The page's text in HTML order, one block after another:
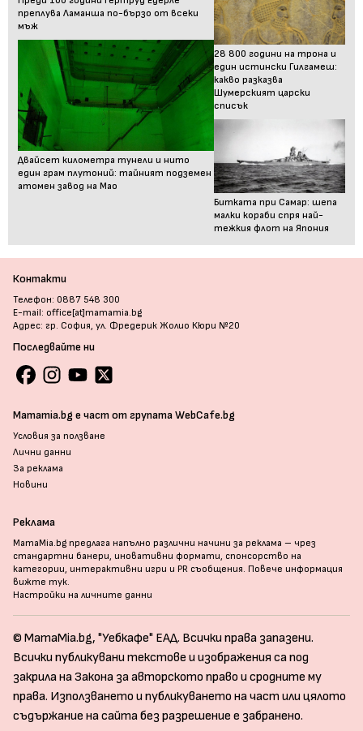
преплува Ламанша по-бързо от всеки
мъж
Двайсет километра тунели и нито
един грам плутоний: тайният подземен
атомен завод на Мао
28 800 години на трона и
един истински Гилгамеш:
какво разказва
Шумерският царски
списък
Битката при Самар: шепа
малки кораби спря най-
тежкия флот на Япония
Контакти
Телефон: 0887 548 300
E-mail: office[at]mamamia.bg
Адрес: гр. София, ул. Фредерик Жолио Кюри №20
Последвайте ни
Mamamia.bg е част от групата WebCafe.bg
Условия за ползване
Лични данни
За реклама
Новини
Реклама
MamaMia.bg предлага напълно различни начини за реклама – чрез
стандартни банери, иновативни формати, спонсорство на
категории, интерактивни игри и PR съобщения. Повече информация
вижте тук.
Настройки на личните данни
© MamaMia.bg, "Уебкафе" ЕАД. Всички права запазени.
Всички публикувани текстове и изображения са под
закрила на Закона за авторското право и сродните му
права. Използването и публикуването на част или цялото
съдържание на сайта без разрешение е забранено.